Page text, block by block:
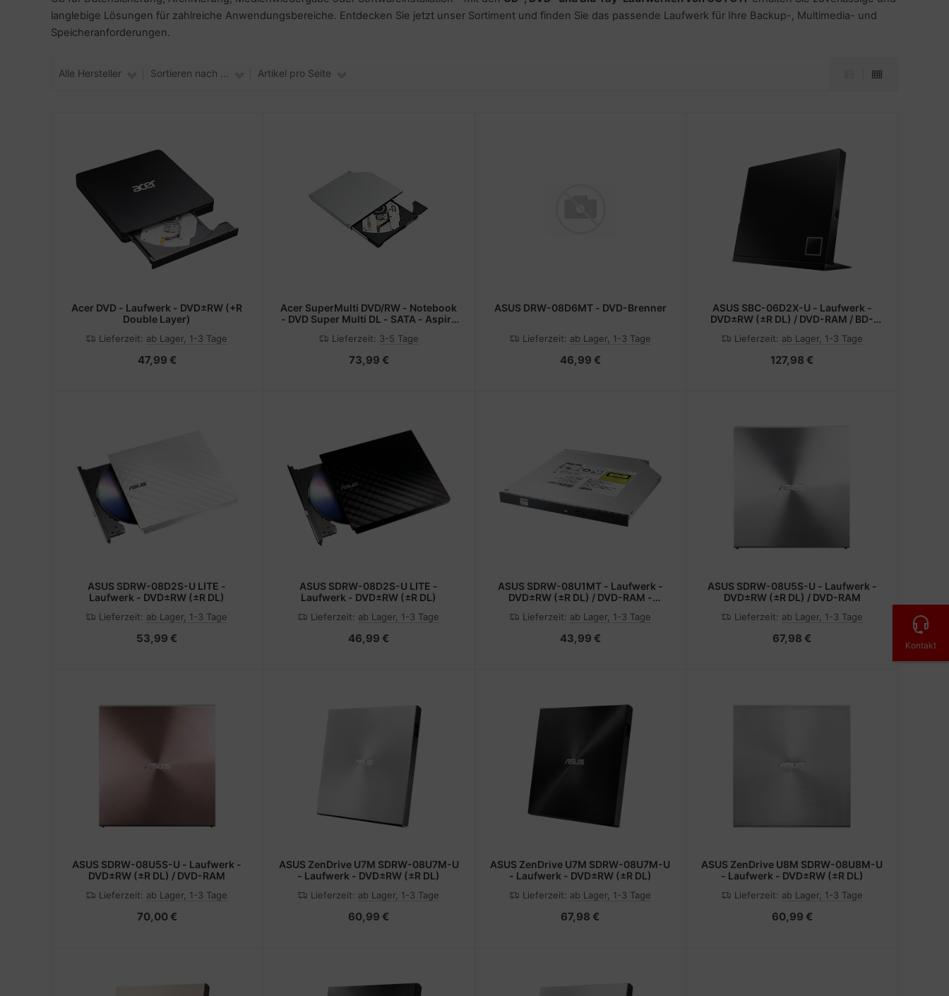
langlebige Lösungen für zahlreiche Anwendungsbereiche. Entdecken Sie jetzt unser Sortiment und finden Sie das passende Laufwerk für Ihre Backup-, Multimedia- und
Speicheranforderungen.
Alle Hersteller Sortieren nach ... Artikel pro Seite
Acer DVD - Laufwerk - DVD±RW (+R
Double Layer)
Lieferzeit: ab Lager, 1-3 Tage
47,99 €
Acer SuperMulti DVD/RW - Notebook
- DVD Super Multi DL - SATA - Aspire
422 - Aspire E1-422G - Aspire E1-
Lieferzeit: 3-5 Tage
73,99 €
ASUS DRW-08D6MT - DVD-Brenner
Lieferzeit: ab Lager, 1-3 Tage
46,99 €
ASUS SBC-06D2X-U - Laufwerk -
DVD±RW (±R DL) / DVD-RAM / BD-
Lieferzeit: ab Lager, 1-3 Tage
127,98 €
ASUS SDRW-08D2S-U LITE -
Laufwerk - DVD±RW (±R DL)
Lieferzeit: ab Lager, 1-3 Tage
53,99 €
ASUS SDRW-08D2S-U LITE -
Laufwerk - DVD±RW (±R DL)
Lieferzeit: ab Lager, 1-3 Tage
46,99 €
ASUS SDRW-08U1MT - Laufwerk -
DVD±RW (±R DL) / DVD-RAM -
mm Höhe (9,5 mm Höhe)
Lieferzeit: ab Lager, 1-3 Tage
43,99 €
ASUS SDRW-08U5S-U - Laufwerk -
DVD±RW (±R DL) / DVD-RAM
Lieferzeit: ab Lager, 1-3 Tage
67,98 €
ASUS SDRW-08U5S-U - Laufwerk -
DVD±RW (±R DL) / DVD-RAM
Lieferzeit: ab Lager, 1-3 Tage
70,00 €
ASUS ZenDrive U7M SDRW-08U7M-U
- Laufwerk - DVD±RW (±R DL)
Lieferzeit: ab Lager, 1-3 Tage
60,99 €
ASUS ZenDrive U7M SDRW-08U7M-U
- Laufwerk - DVD±RW (±R DL)
Lieferzeit: ab Lager, 1-3 Tage
67,98 €
ASUS ZenDrive U8M SDRW-08U8M-U
- Laufwerk - DVD±RW (±R DL)
Lieferzeit: ab Lager, 1-3 Tage
60,99 €
Kontakt